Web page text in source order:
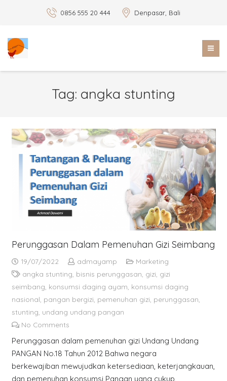
0856 555 20 444 Denpasar, Bali
Tag: angka stunting
Perunggasan Dalam Pemenuhan Gizi Seimbang
19/07/2022 admayamp
Marketing
angka stunting bisnis perunggasan gizi gizi
seimbang konsumsi daging ayam konsumsi daging
nasional pangan bergizi pemenuhan gizi perunggasan
stunting undang undang pangan
No Comments
Perunggasan dalam pemenuhan gizi Undang Undang
PANGAN No.18 Tahun 2012 Bahwa negara
berkewajiban mewujudkan ketersediaan, keterjangkauan,
dan pemenuhan konsumsi Pangan yang cukup,